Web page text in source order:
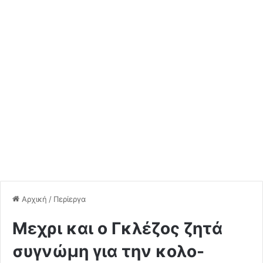
Αρχική / Περίεργα
Mεχρι και ο Γκλέζος ζητά
συγνώμη για την κολο-